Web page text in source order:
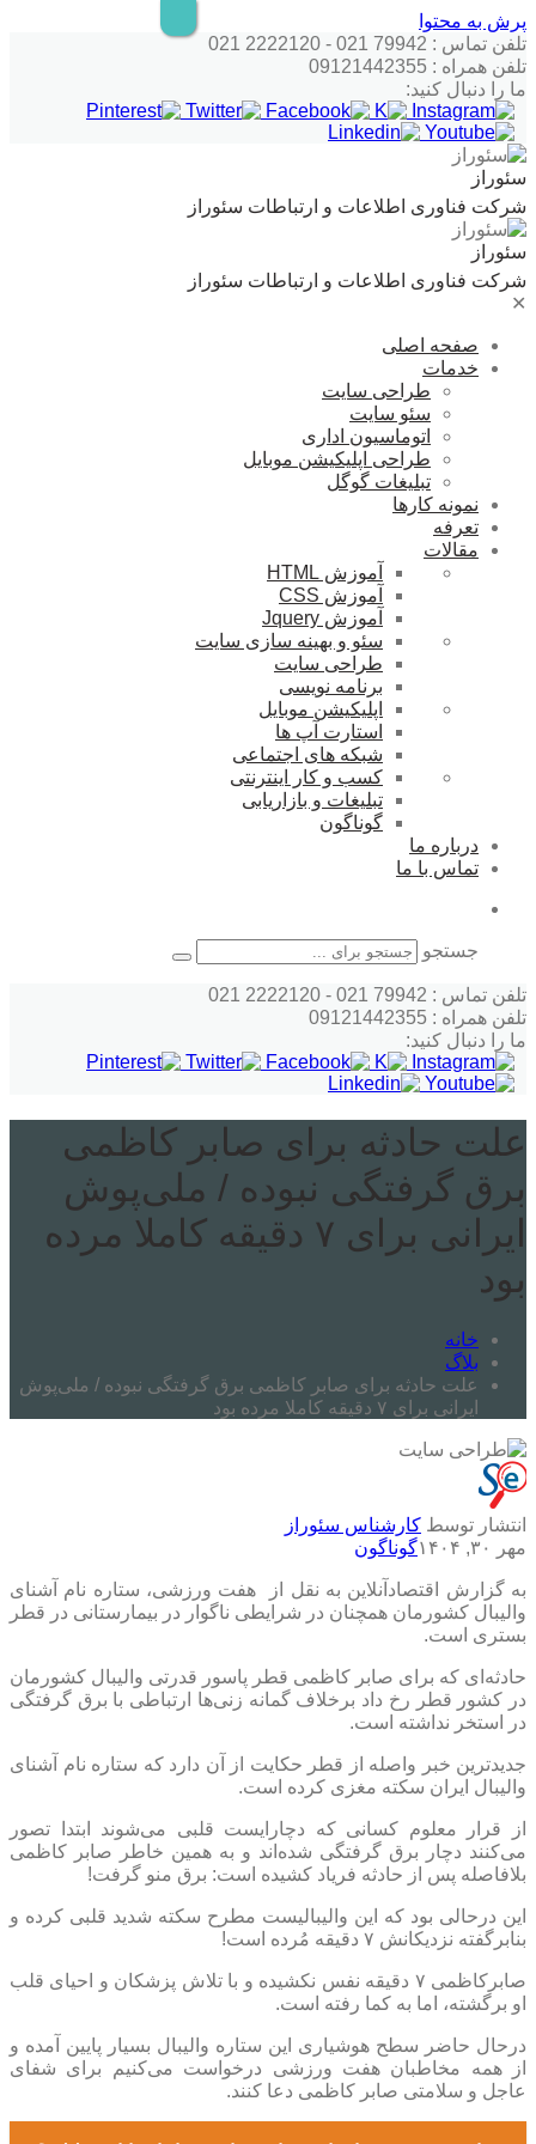
پرش به محتوا
تلفن تماس : 79942 021 - 2222120 021
تلفن همراه : 09121442355
ما را دنبال کنید:
سئوراز
شرکت فناوری اطلاعات و ارتباطات سئوراز
سئوراز
شرکت فناوری اطلاعات و ارتباطات سئوراز
✕
صفحه اصلی
خدمات
طراحی سایت
سئو سایت
اتوماسیون اداری
طراحی اپلیکیشن موبایل
تبلیغات گوگل
نمونه کارها
تعرفه
مقالات
آموزش HTML
آموزش CSS
آموزش Jquery
سئو و بهینه سازی سایت
طراحی سایت
برنامه نویسی
اپلیکیشن موبایل
استارت آپ ها
شبکه های اجتماعی
کسب و کار اینترنتی
تبلیغات و بازاریابی
گوناگون
درباره ما
تماس با ما
جستجو
تلفن تماس : 79942 021 - 2222120 021
تلفن همراه : 09121442355
ما را دنبال کنید:
علت حادثه برای صابر کاظمی
برق گرفتگی نبوده / ملی‌پوش
ایرانی برای ۷ دقیقه کاملا مرده
بود
خانه
بلاگ
علت حادثه برای صابر کاظمی برق گرفتگی نبوده / ملی‌پوش
ایرانی برای ۷ دقیقه کاملا مرده بود
انتشار توسط کارشناس سئوراز
مهر ۳۰, ۱۴۰۴
گوناگون
به گزارش اقتصادآنلاین به نقل از هفت ورزشی، ستاره نام آشنای
والیبال کشورمان همچنان در شرایطی ناگوار در بیمارستانی در قطر
بستری است.
حادثه‌ای که برای صابر کاظمی قطر پاسور قدرتی والیبال کشورمان
در کشور قطر رخ داد برخلاف گمانه زنی‌ها ارتباطی با برق گرفتگی
در استخر نداشته است.
جدیدترین خبر واصله از قطر حکایت از آن دارد که ستاره نام آشنای
والیبال ایران سکته مغزی کرده است.
از قرار معلوم کسانی که دچارایست قلبی می‌شوند ابتدا تصور
می‌کنند دچار برق گرفتگی شده‌اند و به همین خاطر صابر کاظمی
بلافاصله پس از حادثه فریاد کشیده است: برق منو گرفت!
این درحالی بود که این والیبالیست مطرح سکته شدید قلبی کرده و
بنابرگفته نزدیکانش ۷ دقیقه مُرده است!
صابرکاظمی ۷ دقیقه نفس نکشیده و با تلاش پزشکان و احیای قلب
او برگشته، اما به کما رفته است.
درحال حاضر سطح هوشیاری این ستاره والیبال بسیار پایین آمده و
از همه مخاطبان هفت ورزشی درخواست می‌کنیم برای شفای
عاجل و سلامتی صابر کاظمی دعا کنند.